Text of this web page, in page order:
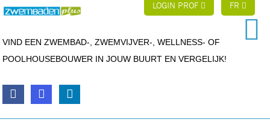
LOGIN PROF FR
VIND EEN ZWEMBAD-, ZWEMVIJVER-, WELLNESS- OF
POOLHOUSEBOUWER IN JOUW BUURT EN VERGELIJK!